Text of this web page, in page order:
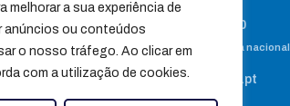
melhorar a sua experiência de
anúncios ou conteúdos
o nosso tráfego. Ao clicar em
com a utilização de cookies.
(+351) 232 888 460
Chamada para rede fixa nacional
geral@ultragene.pt